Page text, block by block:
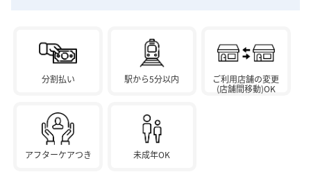
分割払い 駅から5分以内
ご利用店舗の変更
(店舗間移動)OK
アフターケアつき 未成年OK